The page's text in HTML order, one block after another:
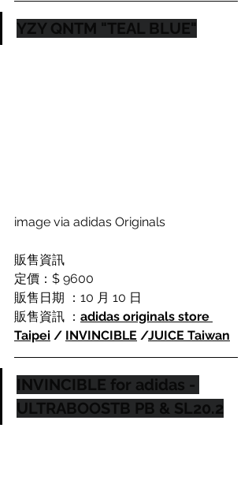
YZY QNTM "TEAL BLUE"
image via adidas Originals
販售資訊
定價： $ 9600
販售日期 ：10 月 10 日
販售資訊 ： adidas originals store
Taipei / INVINCIBLE /JUICE Taiwan
INVINCIBLE for adidas -
ULTRABOOSTB PB & SL20.2